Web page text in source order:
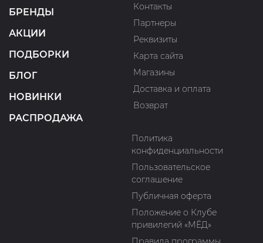
БРЕНДЫ
АКЦИИ
ПОДБОРКИ
БЛОГ
НОВИНКИ
РАСПРОДАЖА
Контакты
Партнеры
Реквизиты
Карта сайта
Магазины
Доставка и оплата
Возврат
Политика
конфиденциальности
Пользовательское
соглашение
Публичная оферта
Положение о Клубе
привилегий «МЁД»